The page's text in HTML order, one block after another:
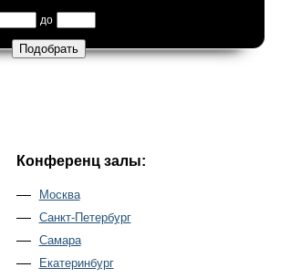
до
Конференц залы:
Москва
Санкт-Петербург
Самара
Екатеринбург